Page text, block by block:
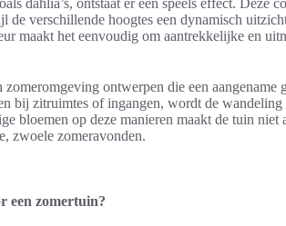
dahlia’s, ontstaat er een speels effect. Deze
de verschillende hoogtes een dynamisch
maakt het eenvoudig om aantrekkelijke en
ontwerpen die een aangename
bij zitruimtes of ingangen, wordt de
bloemen op deze manieren maakt de tuin niet
zwoele zomeravonden.
een zomertuin?